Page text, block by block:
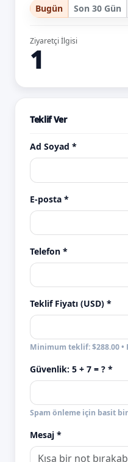
Bugün
Son 30 Gün
Ziyaretçi İlgisi
1
Teklif Ver
Ad Soyad *
E-posta *
Telefon *
Teklif Fiyatı (USD) *
Minimum teklif: $288.00 •
Güvenlik: 5 + 7 = ? *
Spam önleme için basit
Mesaj *